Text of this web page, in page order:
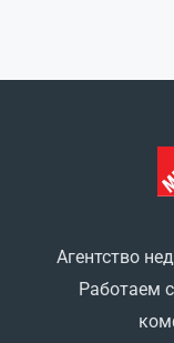
Агентство
Работаем